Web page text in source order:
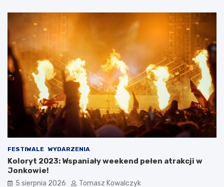
FESTIWALE WYDARZENIA
Koloryt 2023: Wspaniały weekend pełen atrakcji w
Jonkowie!
5 sierpnia 2026 Tomasz Kowalczyk